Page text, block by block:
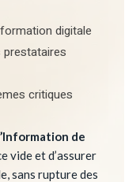
digitale
prestataires
critiques
de
vide et d’assurer
sans rupture des